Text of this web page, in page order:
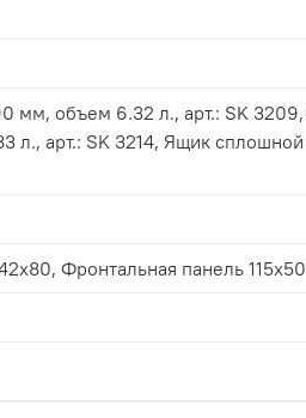
6.32 л., арт.: SK 3209, Ящик сплошной
300×117×90 мм, объем 3.16
Поперечный разделитель 142x80, Фронтальная панель 115x50